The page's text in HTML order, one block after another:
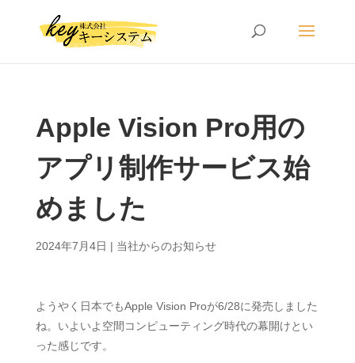
Apple Vision Pro用の
アプリ制作サービス始
めました
2024年7月4日 | 当社からのお知らせ
ようやく日本でもApple Vision Proが6/28に発売しました
ね。いよいよ空間コンピューティング時代の幕開けとい
った感じです。